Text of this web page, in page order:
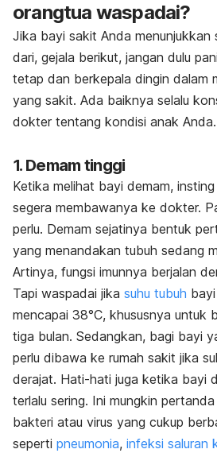
orangtua waspadai?
Jika bayi sakit Anda menunjukkan
dari, gejala berikut, jangan dulu
tetap dan berkepala dingin dalam
yang sakit. Ada baiknya selalu
dokter tentang kondisi anak Anda.
1. Demam tinggi
Ketika melihat bayi demam,
segera membawanya ke dokter.
perlu. Demam sejatinya bentuk
yang menandakan tubuh sedang
Artinya, fungsi imunnya berjalan
Tapi waspadai jika suhu tubuh
mencapai 38°C, khususnya untuk
tiga bulan. Sedangkan, bagi bayi
perlu dibawa ke rumah sakit jika
derajat. Hati-hati juga ketika bayi
terlalu sering. Ini mungkin
bakteri atau virus yang cukup
seperti pneumonia, infeksi saluran